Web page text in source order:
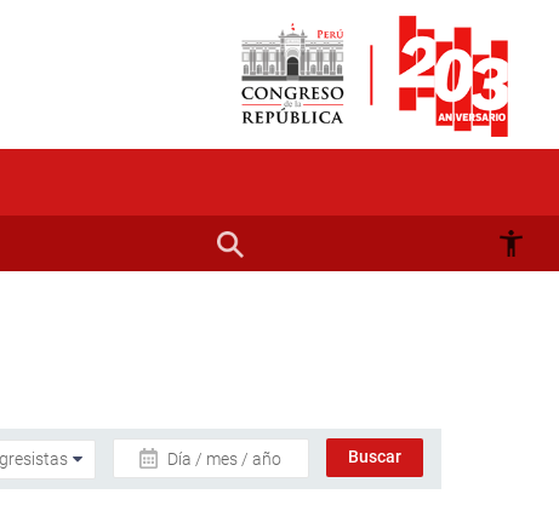
Día / mes / año